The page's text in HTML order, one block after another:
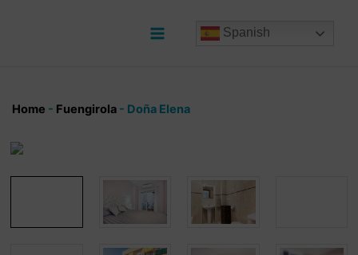
Spanish
Home - Fuengirola- Doña Elena